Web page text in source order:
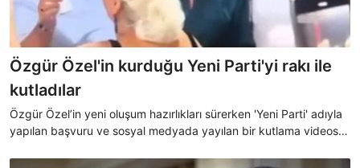
Özgür Özel'in kurduğu Yeni Parti'yi rakı ile
kutladılar
Özgür Özel’in yeni oluşum hazırlıkları sürerken 'Yeni Parti' adıyla
yapılan başvuru ve sosyal medyada yayılan bir kutlama videosu,